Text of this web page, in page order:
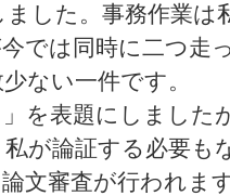
した。事務作業は
では同時に二つ走
ない一件です。
を表題にしました
が論証する必要も
文審査が行われま